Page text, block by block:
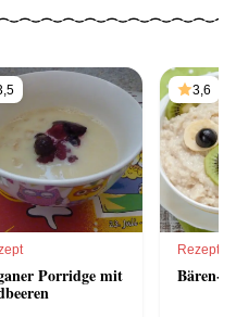
Porridge mit
3,6
Rezept
Bären-